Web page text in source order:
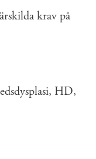
krav på
HD,